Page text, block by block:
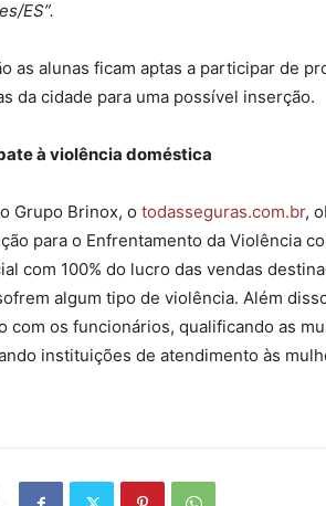
ES”.
as alunas ficam aptas a participar de
da cidade para uma possível inserção.
à violência doméstica
Grupo Brinox, o todasseguras.com.br,
para o Enfrentamento da Violência
com 100% do lucro das vendas
algum tipo de violência. Além
com os funcionários, qualificando as
instituições de atendimento às